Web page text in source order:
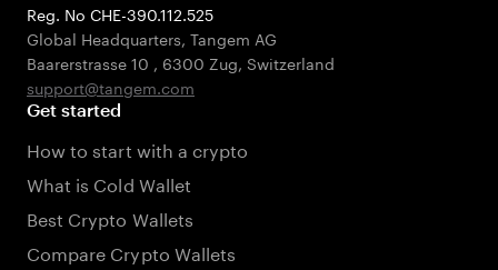
Reg. No CHE-390.112.525
Global Headquarters, Tangem AG
Baarerstrasse 10 , 6300 Zug, Switzerland
support@tangem.com
Get started
How to start with a crypto
What is Cold Wallet
Best Crypto Wallets
Compare Crypto Wallets